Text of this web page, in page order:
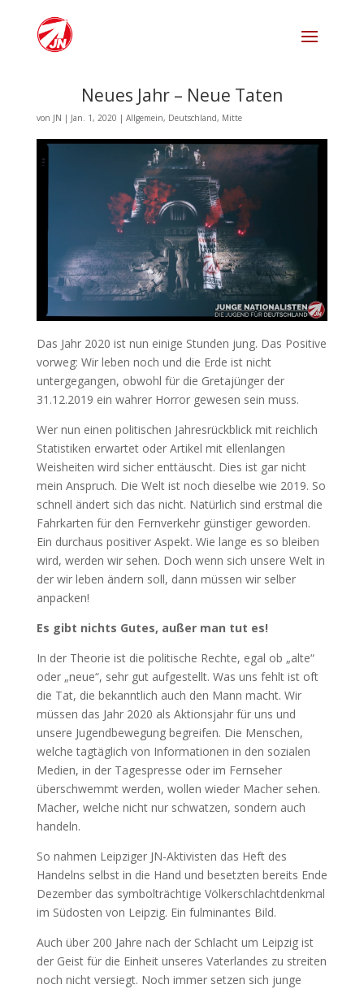
Neues Jahr – Neue Taten
von JN | Jan. 1, 2020 | Allgemein, Deutschland, Mitte
Das Jahr 2020 ist nun einige Stunden jung. Das Positive
vorweg: Wir leben noch und die Erde ist nicht
untergegangen, obwohl für die Gretajünger der
31.12.2019 ein wahrer Horror gewesen sein muss.
Wer nun einen politischen Jahresrückblick mit reichlich
Statistiken erwartet oder Artikel mit ellenlangen
Weisheiten wird sicher enttäuscht. Dies ist gar nicht
mein Anspruch. Die Welt ist noch dieselbe wie 2019. So
schnell ändert sich das nicht. Natürlich sind erstmal die
Fahrkarten für den Fernverkehr günstiger geworden.
Ein durchaus positiver Aspekt. Wie lange es so bleiben
wird, werden wir sehen. Doch wenn sich unsere Welt in
der wir leben ändern soll, dann müssen wir selber
anpacken!
Es gibt nichts Gutes, außer man tut es!
In der Theorie ist die politische Rechte, egal ob „alte“
oder „neue“, sehr gut aufgestellt. Was uns fehlt ist oft
die Tat, die bekanntlich auch den Mann macht. Wir
müssen das Jahr 2020 als Aktionsjahr für uns und
unsere Jugendbewegung begreifen. Die Menschen,
welche tagtäglich von Informationen in den sozialen
Medien, in der Tagespresse oder im Fernseher
überschwemmt werden, wollen wieder Macher sehen.
Macher, welche nicht nur schwatzen, sondern auch
handeln.
So nahmen Leipziger JN-Aktivisten das Heft des
Handelns selbst in die Hand und besetzten bereits Ende
Dezember das symbolträchtige Völkerschlachtdenkmal
im Südosten von Leipzig. Ein fulminantes Bild.
Auch über 200 Jahre nach der Schlacht um Leipzig ist
der Geist für die Einheit unseres Vaterlandes zu streiten
noch nicht versiegt. Noch immer setzen sich junge